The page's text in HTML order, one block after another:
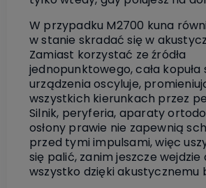
W przypadku M2700 kuna
w stanie skradać się w
Zamiast korzystać ze źródła
jednopunktowego, cała
urządzenia oscyluje,
wszystkich kierunkach przez
Silnik, peryferia, aparaty
osłony prawie nie zapewnią
przed tymi impulsami, więc
się palić, zanim jeszcze
wszystko dzięki akustycznemu